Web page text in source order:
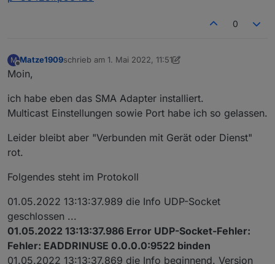
0
M
Offline
Matze1909schrieb am 1. Mai 2022, 11:51
zuletzt editiert von Matze1909
Moin,
ich habe eben das SMA Adapter installiert.
Multicast Einstellungen sowie Port habe ich so gelassen.
Leider bleibt aber "Verbunden mit Gerät oder Dienst"
rot.
Folgendes steht im Protokoll
01.05.2022 13:13:37.989 die Info UDP-Socket
geschlossen ...
01.05.2022 13:13:37.986 Error UDP-Socket-Fehler:
Fehler: EADDRINUSE 0.0.0.0:9522 binden
01.05.2022 13:13:37.869 die Info beginnend. Version